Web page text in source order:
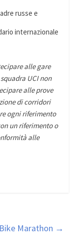
russe e
internazionale
alle gare
UCI non
alle prove
di corridori
ogni riferimento
un riferimento o
alle
Marathon →